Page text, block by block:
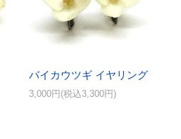
バイカウツギ イヤリング
3,000円(税込3,300円)